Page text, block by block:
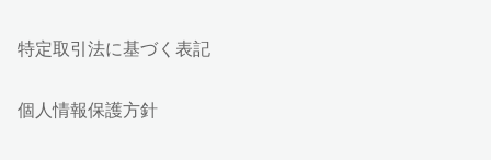
特定取引法に基づく表記
個人情報保護方針